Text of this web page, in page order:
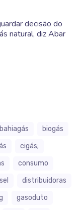
decisão do
natural, diz Abar
bahiagás
biogás
cigás;
consumo
distribuidoras
gasoduto